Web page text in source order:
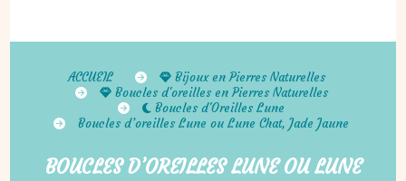
ACCUEIL
Bijoux en Pierres Naturelles
Boucles d'oreilles en Pierres Naturelles
Boucles d'Oreilles Lune
Boucles d’oreilles Lune ou Lune Chat, Jade Jaune
BOUCLES D’OREILLES LUNE OU LUNE